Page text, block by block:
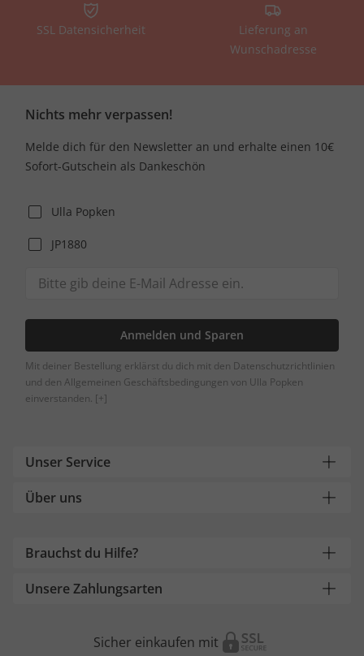
SSL Datensicherheit
Lieferung an
Wunschadresse
Nichts mehr verpassen!
Melde dich für den Newsletter an und erhalte einen 10€
Sofort-Gutschein als Dankeschön
Ulla Popken
JP1880
Anmelden und Sparen
Mit deiner Bestellung erklärst du dich mit den Datenschutzrichtlinien
und den Allgemeinen Geschäftsbedingungen von Ulla Popken
einverstanden. [+]
Unser Service
Über uns
Brauchst du Hilfe?
Unsere Zahlungsarten
Sicher einkaufen mit